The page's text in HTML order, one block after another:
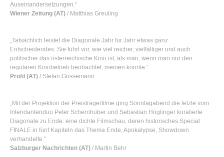
Auseinandersetzungen.“
Wiener Zeitung (AT) / Matthias Greuling
„Tatsächlich leistet die Diagonale Jahr für Jahr etwas ganz
Entscheidendes: Sie führt vor, wie viel reicher, vielfältiger und auch
politischer das österreichische Kino ist, als man, wenn man nur den
regulären Kinobetrieb beobachtet, meinen könnte.“
Profil (AT) / Stefan Grissemann
„Mit der Projektion der Preisträgerfilme ging Sonntagabend die letzte vom
Intendantenduo Peter Schernhuber und Sebastian Höglinger kuratierte
Diagonale zu Ende: eine dichte Filmschau, deren historisches Special
FINALE in fünf Kapiteln das Thema Ende, Apokalypse, Showdown
verhandelte.“
Salzburger Nachrichten (AT) / Martin Behr